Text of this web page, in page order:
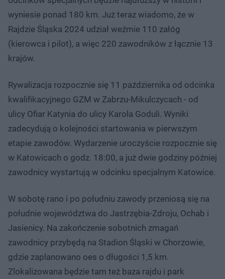
wyniesie ponad 180 km. Już teraz wiadomo, że w
Rajdzie Śląska 2024 udział weźmie 110 załóg
(kierowca i pilot), a więc 220 zawodników z łącznie 13
krajów.
Rywalizacja rozpocznie się 11 października od odcinka
kwalifikacyjnego GZM w Zabrzu-Mikulczycach - od
ulicy Ofiar Katynia do ulicy Karola Goduli. Wyniki
zadecydują o kolejności startowania w pierwszym
etapie zawodów. Wydarzenie uroczyście rozpocznie się
w Katowicach o godz. 18:00, a już dwie godziny później
zawodnicy wystartują w odcinku specjalnym Katowice.
W sobotę rano i po południu zawody przeniosą się na
południe województwa do Jastrzębia-Zdroju, Ochab i
Jasienicy. Na zakończenie sobotnich zmagań
zawodnicy przybędą na Stadion Śląski w Chorzowie,
gdzie zaplanowano oes o długości 1,5 km.
Zlokalizowana będzie tam też baza rajdu i park